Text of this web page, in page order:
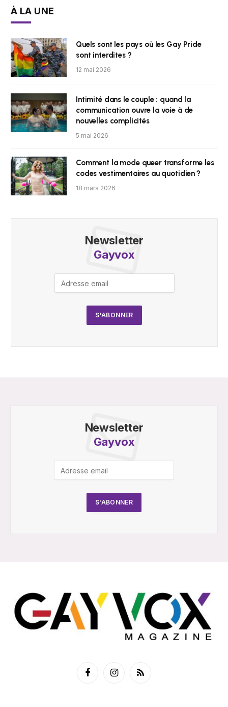
À LA UNE
Quels sont les pays où les Gay Pride
sont interdites ?
12 mai 2026
Intimité dans le couple : quand la
communication ouvre la voie à de
nouvelles complicités
5 mai 2026
Comment la mode queer transforme les
codes vestimentaires au quotidien ?
18 mars 2026
Newsletter
Gayvox
Newsletter
Gayvox
FacebookInstagramRSS